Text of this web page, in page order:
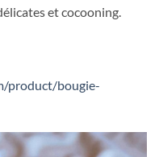
et cocooning.
product/bougie-